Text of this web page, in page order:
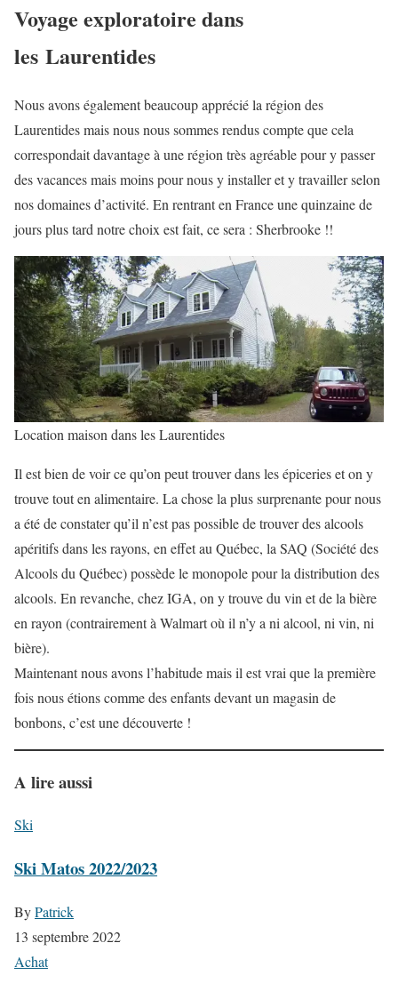
Voyage exploratoire dans
les Laurentides
Nous avons également beaucoup apprécié la région des
Laurentides mais nous nous sommes rendus compte que cela
correspondait davantage à une région très agréable pour y passer
des vacances mais moins pour nous y installer et y travailler selon
nos domaines d’activité. En rentrant en France une quinzaine de
jours plus tard notre choix est fait, ce sera : Sherbrooke !!
Location maison dans les Laurentides
Il est bien de voir ce qu’on peut trouver dans les épiceries et on y
trouve tout en alimentaire. La chose la plus surprenante pour nous
a été de constater qu’il n’est pas possible de trouver des alcools
apéritifs dans les rayons, en effet au Québec, la SAQ (Société des
Alcools du Québec) possède le monopole pour la distribution des
alcools. En revanche, chez IGA, on y trouve du vin et de la bière
en rayon (contrairement à Walmart où il n’y a ni alcool, ni vin, ni
bière).
Maintenant nous avons l’habitude mais il est vrai que la première
fois nous étions comme des enfants devant un magasin de
bonbons, c’est une découverte !
A lire aussi
Ski
Ski Matos 2022/2023
ByPatrick
13 septembre 2022
Achat